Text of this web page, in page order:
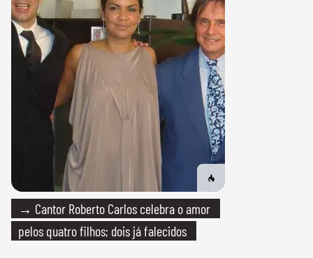
→ Cantor Roberto Carlos celebra o amor
pelos quatro filhos; dois já falecidos